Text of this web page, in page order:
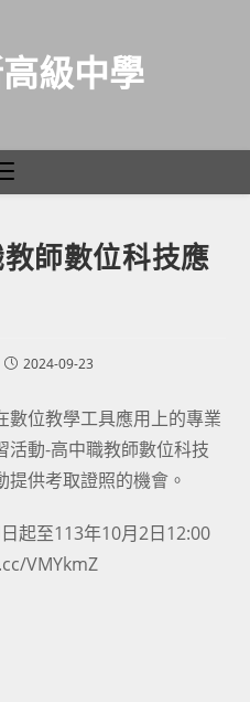
級中學
教師數位科技應
Post2024-09-23
數位教學工具應用上的專業
活動-高中職教師數位科技
供考取證照的機會。
起至113年10月2日12:00
VMYkmZ